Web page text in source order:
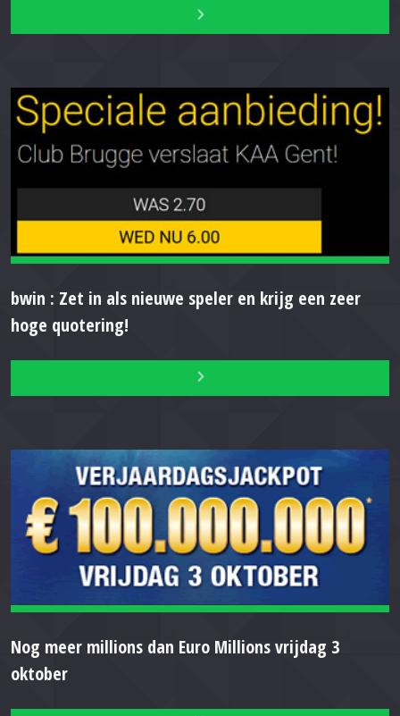
bwin : Zet in als nieuwe speler en krijg een zeer
hoge quotering!
Nog meer millions dan Euro Millions vrijdag 3
oktober